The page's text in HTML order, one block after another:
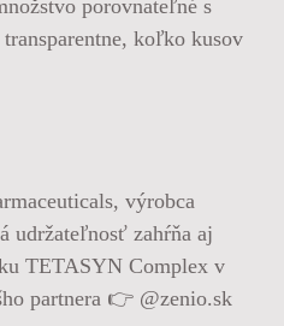
porovnateľné s
koľko kusov